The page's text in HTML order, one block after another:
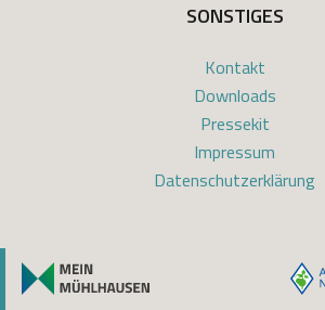
SONSTIGES
Kontakt
Downloads
Pressekit
Impressum
Datenschutzerklärung